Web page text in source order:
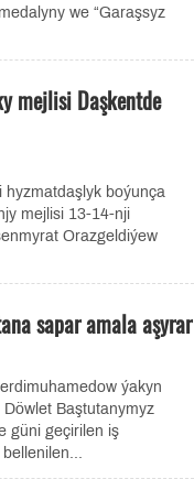
we “Garaşsyz
mejlisi Daşkentde
hyzmatdaşlyk boýunça
mejlisi 13-14-nji
Orazgeldiýew
sapar amala aşyrar
ýakyn
Baştutanymyz
güni geçirilen iş